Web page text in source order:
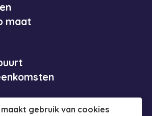
maat
gebruik van cookies